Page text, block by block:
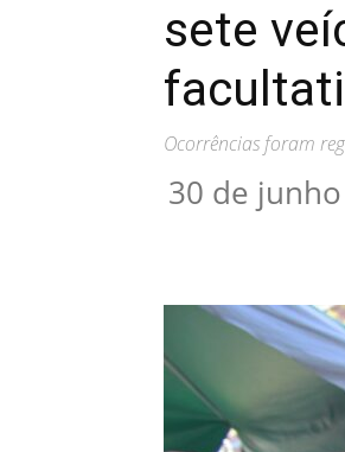
sete
Ocorrências foram
30 de